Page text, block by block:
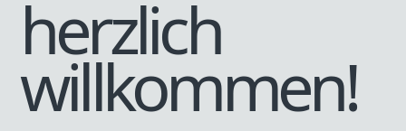
herzlich
willkommen!